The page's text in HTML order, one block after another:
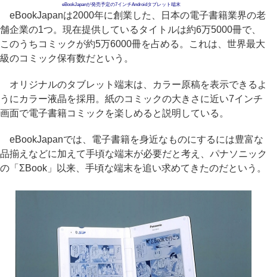
eBookJapanが発売予定の7インチAndroidタブレット端末
eBookJapanは2000年に創業した、日本の電子書籍業界の老
舗企業の1つ。現在提供しているタイトルは約6万5000冊で、
このうちコミックが約5万6000冊を占める。これは、世界最大
級のコミック保有数だという。
オリジナルのタブレット端末は、カラー原稿を表示できるよ
うにカラー液晶を採用。紙のコミックの大きさに近い7インチ
画面で電子書籍コミックを楽しめると説明している。
eBookJapanでは、電子書籍を身近なものにするには豊富な
品揃えなどに加えて手頃な端末が必要だと考え、パナソニック
の「ΣBook」以来、手頃な端末を追い求めてきたのだという。